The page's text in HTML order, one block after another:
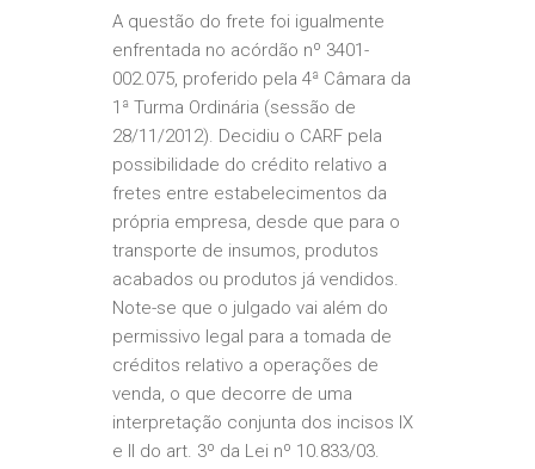
A questão do frete foi igualmente
enfrentada no acórdão nº 3401-
002.075, proferido pela 4ª Câmara da
1ª Turma Ordinária (sessão de
28/11/2012). Decidiu o CARF pela
possibilidade do crédito relativo a
fretes entre estabelecimentos da
própria empresa, desde que para o
transporte de insumos, produtos
acabados ou produtos já vendidos.
Note-se que o julgado vai além do
permissivo legal para a tomada de
créditos relativo a operações de
venda, o que decorre de uma
interpretação conjunta dos incisos IX
e II do art. 3º da Lei nº 10.833/03.